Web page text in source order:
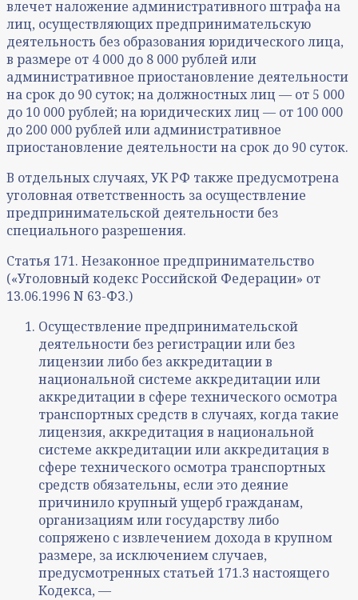
влечет наложение административного штрафа на
лиц, осуществляющих предпринимательскую
деятельность без образования юридического лица,
в размере от 4 000 до 8 000 рублей или
административное приостановление деятельности
на срок до 90 суток; на должностных лиц — от 5 000
до 10 000 рублей; на юридических лиц — от 100 000
до 200 000 рублей или административное
приостановление деятельности на срок до 90 суток.
В отдельных случаях, УК РФ также предусмотрена
уголовная ответственность за осуществление
предпринимательской деятельности без
специального разрешения.
Статья 171. Незаконное предпринимательство
(«Уголовный кодекс Российской Федерации» от
13.06.1996 N 63-ФЗ.)
Осуществление предпринимательской
деятельности без регистрации или без
лицензии либо без аккредитации в
национальной системе аккредитации или
аккредитации в сфере технического осмотра
транспортных средств в случаях, когда такие
лицензия, аккредитация в национальной
системе аккредитации или аккредитация в
сфере технического осмотра транспортных
средств обязательны, если это деяние
причинило крупный ущерб гражданам,
организациям или государству либо
сопряжено с извлечением дохода в крупном
размере, за исключением случаев,
предусмотренных статьей 171.3 настоящего
Кодекса, —